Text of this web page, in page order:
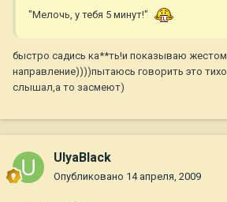
"Мелочь, у тебя 5 минут!"
быстро садись ка**ть!и показываю жестом
направление))))пытаюсь говорить это
слышал,а то засмеют)
UlyaBlack
Опубликовано 14 апреля, 2009